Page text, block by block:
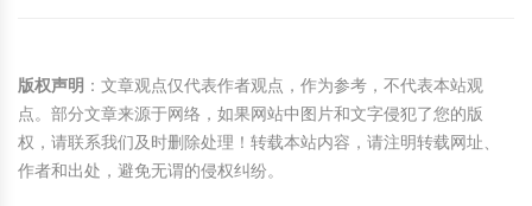
版权声明 ：文章观点仅代表作者观点，作为参考，不代表本站观
点。部分文章来源于网络，如果网站中图片和文字侵犯了您的版
权，请联系我们及时删除处理！转载本站内容，请注明转载网址、
作者和出处，避免无谓的侵权纠纷。